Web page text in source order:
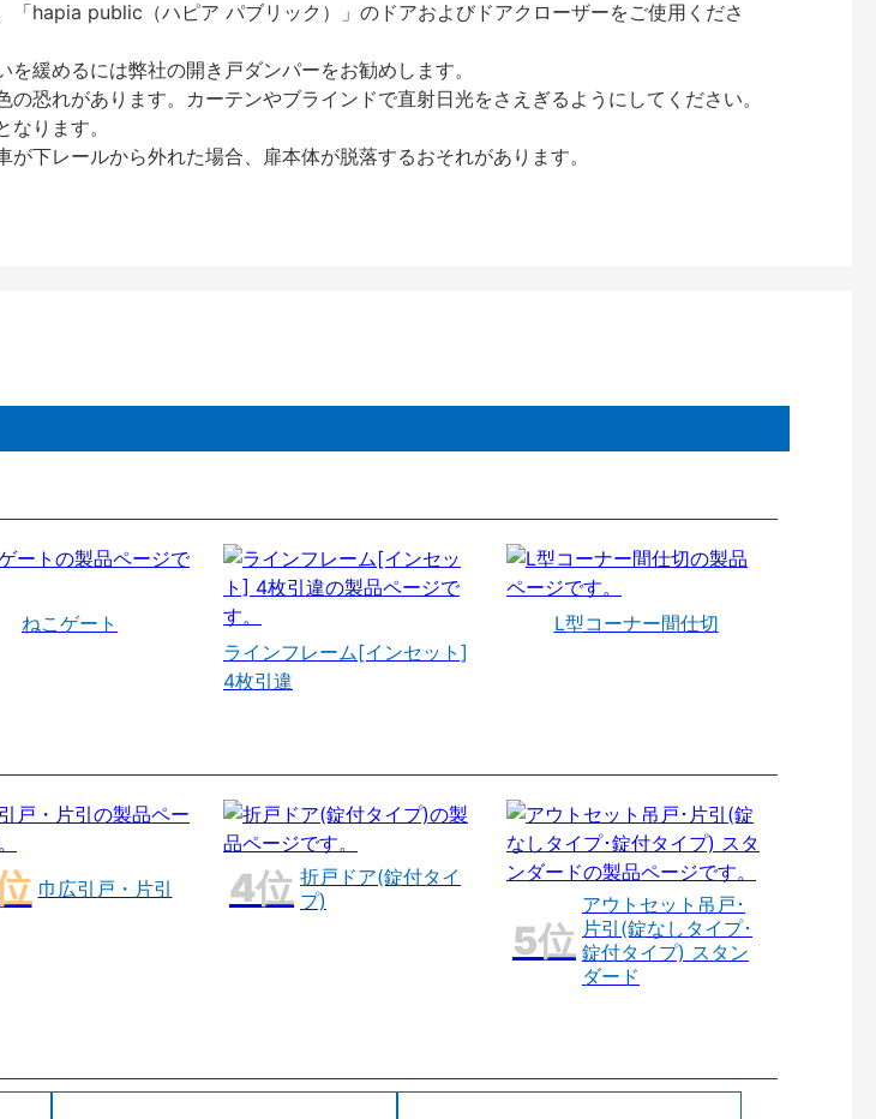
hapia public（ハピア パブリック）」のドアおよびドアクローザーをご使用くださ
緩めるには弊社の開き戸ダンパーをお勧めします。
恐れがあります。カーテンやブラインドで直射日光をさえぎるようにしてください。
ります。
下レールから外れた場合、扉本体が脱落するおそれがあります。
ねこゲート
ラインフレーム[インセット]
4枚引違
L型コーナー間仕切
巾広引戸・片引
折戸ドア(錠付タイ
プ)
アウトセット吊戸･
片引(錠なしタイプ･
錠付タイプ) スタン
ダード